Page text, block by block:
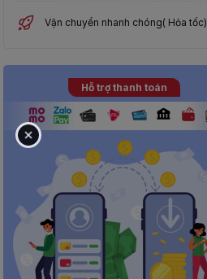
Vận chuyển nhanh chóng( Hỏa tốc)
Hỗ trợ thanh toán